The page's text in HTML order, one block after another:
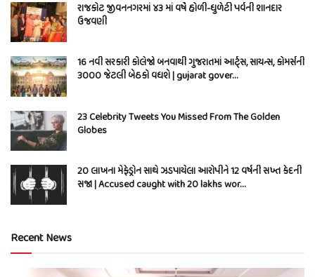
રાજકોટ જીવનનગરમાં ૪૩ માં વર્ષે હોળી-ધુળેટી પર્વની શાનદાર
ઉજવણી
16 નવી સરકારી કોલેજો બનવાથી ગુજરાતમાં આર્ટ્સ, સાયન્સ, કોમર્સની
3000 જેટલી બેઠકો વધશે | gujarat gover…
23 Celebrity Tweets You Missed From The Golden
Globes
20 લાખના મેફેડ્રોન સાથે ઝડપાયેલા આરોપીને 12 વર્ષની સખ્ત કેદની
સજા | Accused caught with 20 lakhs wor…
Recent News